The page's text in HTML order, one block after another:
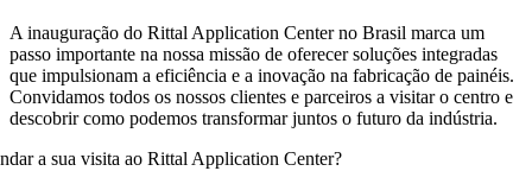
A inauguração do Rittal Application Center no Brasil marca um
passo importante na nossa missão de oferecer soluções integradas
que impulsionam a eficiência e a inovação na fabricação de painéis.
Convidamos todos os nossos clientes e parceiros a visitar o centro e
descobrir como podemos transformar juntos o futuro da indústria.
a sua visita ao Rittal Application Center?